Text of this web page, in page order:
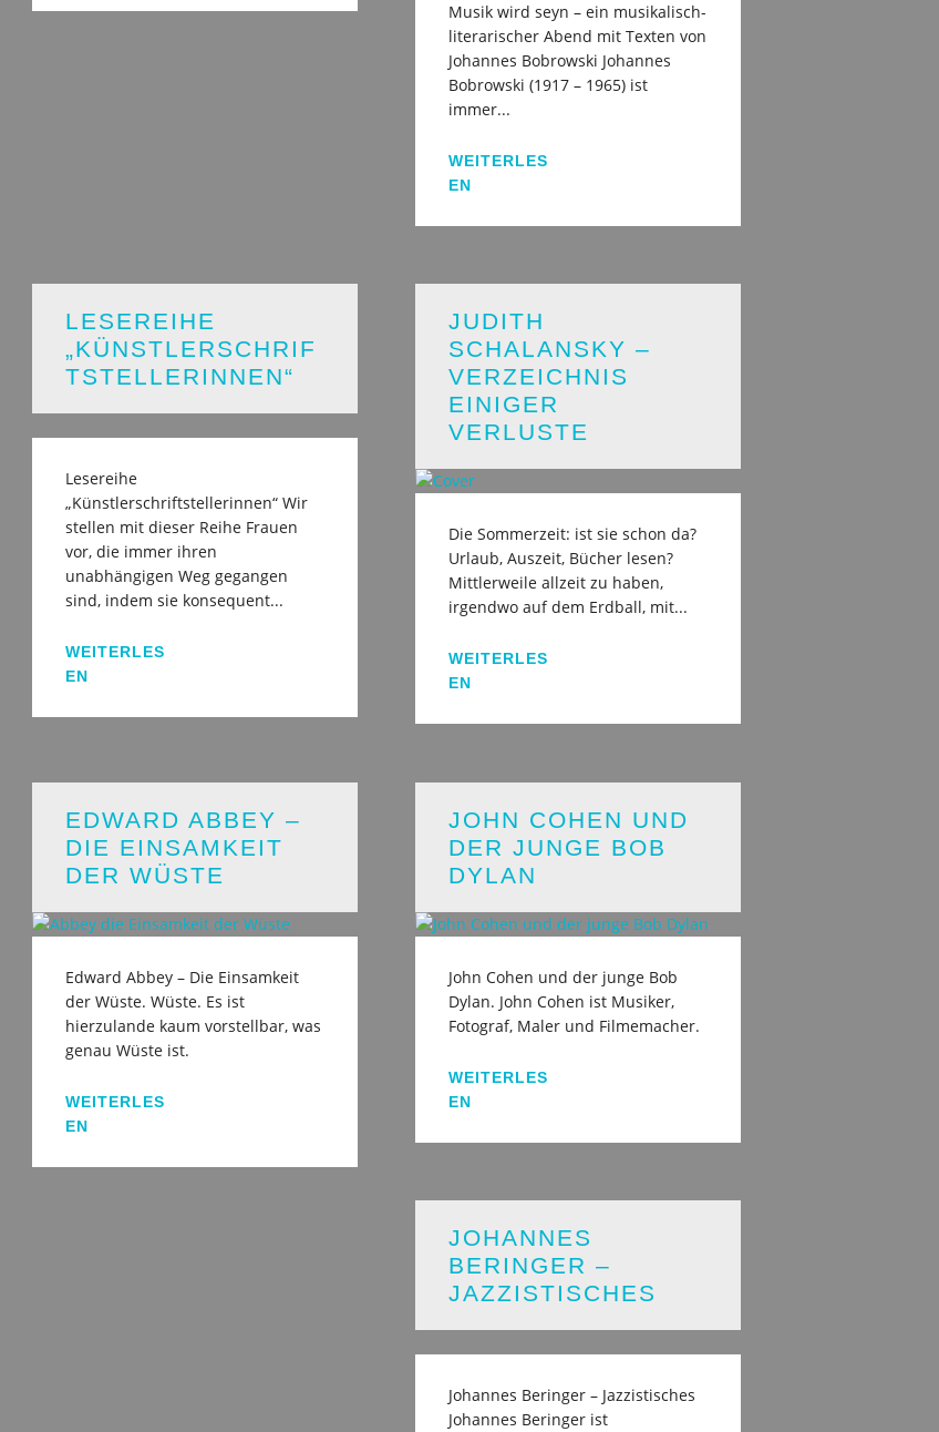
Musik wird seyn – ein musikalisch-
literarischer Abend mit Texten von
Johannes Bobrowski Johannes
Bobrowski (1917 – 1965) ist
immer...
WEITERLES
EN
LESEREIHE
„KÜNSTLERSCHRIF
TSTELLERINNEN“
Lesereihe
„Künstlerschriftstellerinnen“ Wir
stellen mit dieser Reihe Frauen
vor, die immer ihren
unabhängigen Weg gegangen
sind, indem sie konsequent...
WEITERLES
EN
JUDITH
SCHALANSKY –
VERZEICHNIS
EINIGER
VERLUSTE
Die Sommerzeit: ist sie schon da?
Urlaub, Auszeit, Bücher lesen?
Mittlerweile allzeit zu haben,
irgendwo auf dem Erdball, mit...
WEITERLES
EN
EDWARD ABBEY –
DIE EINSAMKEIT
DER WÜSTE
Edward Abbey – Die Einsamkeit
der Wüste. Wüste. Es ist
hierzulande kaum vorstellbar, was
genau Wüste ist.
WEITERLES
EN
JOHN COHEN UND
DER JUNGE BOB
DYLAN
John Cohen und der junge Bob
Dylan. John Cohen ist Musiker,
Fotograf, Maler und Filmemacher.
WEITERLES
EN
JOHANNES
BERINGER –
JAZZISTISCHES
Johannes Beringer – Jazzistisches
Johannes Beringer ist